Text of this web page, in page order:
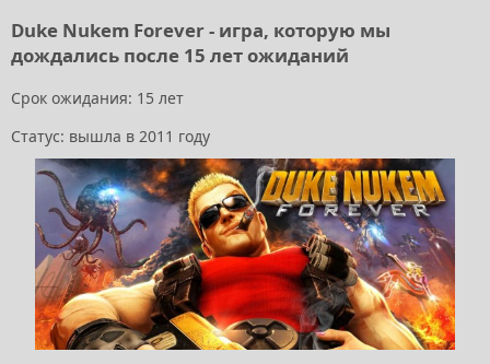
Duke Nukem Forever - игра, которую мы
дождались после 15 лет ожиданий
Срок ожидания: 15 лет
Статус: вышла в 2011 году